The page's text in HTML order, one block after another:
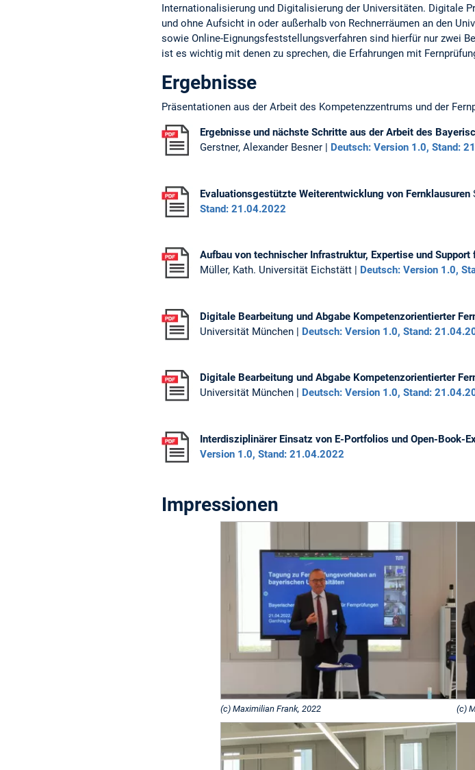
Internationalisierung und Digitalisierung der Universitäten. Digitale
und ohne Aufsicht in oder außerhalb von Rechnerräumen an den
sowie Online-Eignungsfeststellungsverfahren sind hierfür nur zwei
ist es wichtig mit denen zu sprechen, die Erfahrungen mit
Ergebnisse
Präsentationen aus der Arbeit des Kompetenzzentrums und der
Ergebnisse und nächste Schritte aus der Arbeit des
Gerstner, Alexander Besner | Deutsch: Version 1.0, Stand:
Evaluationsgestützte Weiterentwicklung von Fernklausuren
Stand: 21.04.2022
Aufbau von technischer Infrastruktur, Expertise und
Müller, Kath. Universität Eichstätt | Deutsch: Version 1.0,
Digitale Bearbeitung und Abgabe Kompetenzorientierter
Universität München | Deutsch: Version 1.0, Stand:
Digitale Bearbeitung und Abgabe Kompetenzorientierter
Universität München |
Deutsch: Version 1.0, Stand:
Interdisziplinärer Einsatz von E-Portfolios und Open-Book-
Version 1.0, Stand: 21.04.2022
Impressionen
(c) Maximilian Frank, 2022 (c)